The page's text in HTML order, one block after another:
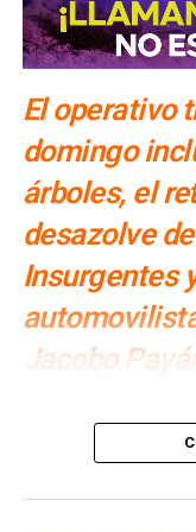
El operativo
domingo
árboles, el
desazolve
Insurgentes
Jacobo
Dirección
árboles en riesgo,